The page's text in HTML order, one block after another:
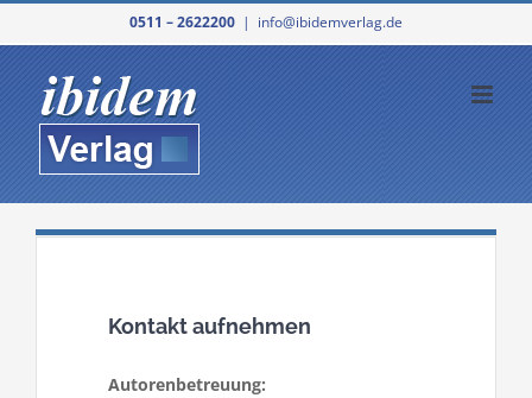
Inhalt
springen
0511 – 2622200 | info@ibidemverlag.de
Kontakt aufnehmen
Autorenbetreuung: